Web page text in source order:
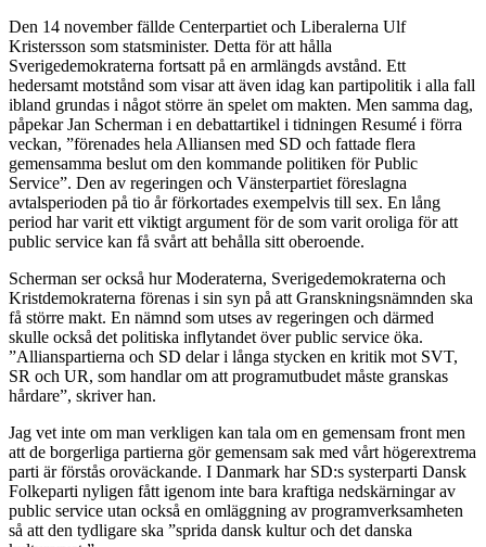
Den 14 november fällde Centerpartiet och Liberalerna Ulf
Kristersson som statsminister. Detta för att hålla
Sverigedemokraterna fortsatt på en armlängds avstånd. Ett
hedersamt motstånd som visar att även idag kan partipolitik i alla fall
ibland grundas i något större än spelet om makten. Men samma dag,
påpekar Jan Scherman i en debattartikel i tidningen Resumé i förra
veckan, ”förenades hela Alliansen med SD och fattade flera
gemensamma beslut om den kommande politiken för Public
Service”. Den av regeringen och Vänsterpartiet föreslagna
avtalsperioden på tio år förkortades exempelvis till sex. En lång
period har varit ett viktigt argument för de som varit oroliga för att
public service kan få svårt att behålla sitt oberoende.
Scherman ser också hur Moderaterna, Sverigedemokraterna och
Kristdemokraterna förenas i sin syn på att Granskningsnämnden ska
få större makt. En nämnd som utses av regeringen och därmed
skulle också det politiska inflytandet över public service öka.
”Allianspartierna och SD delar i långa stycken en kritik mot SVT,
SR och UR, som handlar om att programutbudet måste granskas
hårdare”, skriver han.
Jag vet inte om man verkligen kan tala om en gemensam front men
att de borgerliga partierna gör gemensam sak med vårt högerextrema
parti är förstås oroväckande. I Danmark har SD:s systerparti Dansk
Folkeparti nyligen fått igenom inte bara kraftiga nedskärningar av
public service utan också en omläggning av programverksamheten
så att den tydligare ska ”sprida dansk kultur och det danska